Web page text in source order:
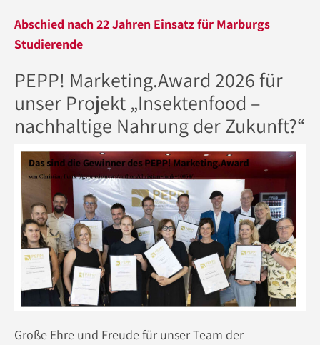
Abschied nach 22 Jahren Einsatz für Marburgs
Studierende
PEPP! Marketing.Award 2026 für
unser Projekt „Insektenfood –
nachhaltige Nahrung der Zukunft?“
Große Ehre und Freude für unser Team der